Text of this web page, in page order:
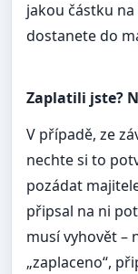
jakou částku
dostanete do
Zaplatili jste?
V případě, ze
nechte si to
pozádat
připsal na ni
musí vyhovět –
„zaplaceno“,